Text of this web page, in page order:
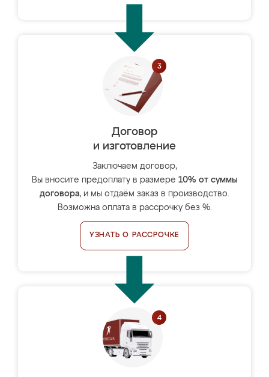
Договор
и изготовление
Заключаем договор,
Вы вносите предоплату в размере 10% от суммы
договора, и мы отдаём заказ в производство.
Возможна оплата в рассрочку без %.
УЗНАТЬ О РАССРОЧКЕ